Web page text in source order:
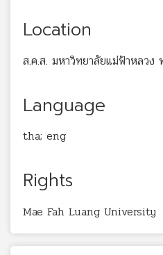
Location
ส.ค.ส. มหาวิทยาลัยแม่ฟ้าหลว
Language
tha; eng
Rights
Mae Fah Luang University